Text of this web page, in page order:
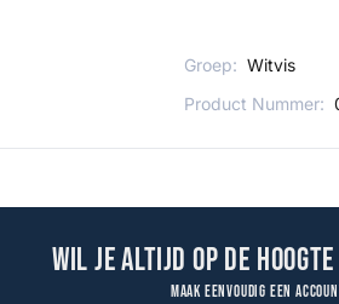
Groep: Witvis
Product Nummer:
Wil je altijd op de
Maak eenvoudig een